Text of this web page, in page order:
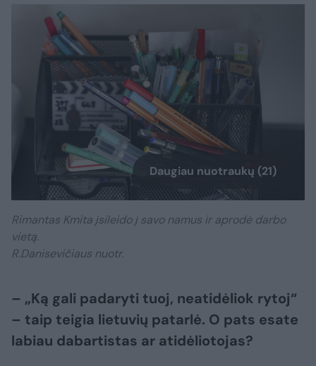
Daugiau nuotraukų (21)
Rimantas Kmita įsileido į savo namus ir aprodė darbo
vietą.
R.Danisevičiaus nuotr.
– „Ką gali padaryti tuoj, neatidėliok rytoj“
– taip teigia lietuvių patarlė. O pats esate
labiau dabartistas ar atidėliotojas?